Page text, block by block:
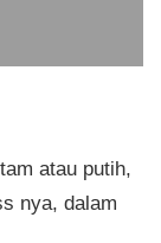
atau putih,
nya, dalam